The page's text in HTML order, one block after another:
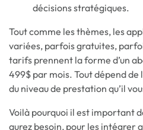
décisions stratégiques.
Tout comme les thèmes, les
variées, parfois gratuites,
tarifs prennent la forme d’un
499$ par mois. Tout dépend
du niveau de prestation qu’il
Voilà pourquoi il est important
aurez besoin, pour les intégrer